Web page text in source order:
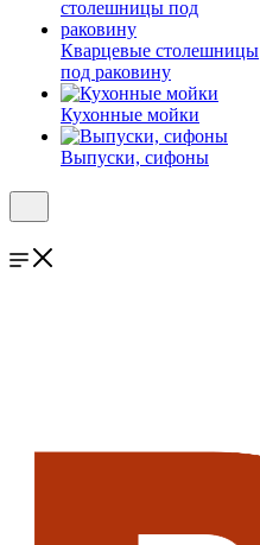
Кварцевые столешницы
под раковину
Кухонные мойки
Выпуски, сифоны